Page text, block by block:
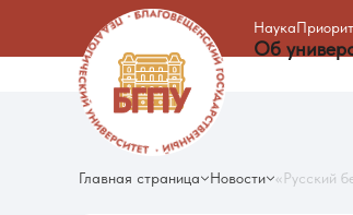
Наука
Об
Главная страница Новости «Русский